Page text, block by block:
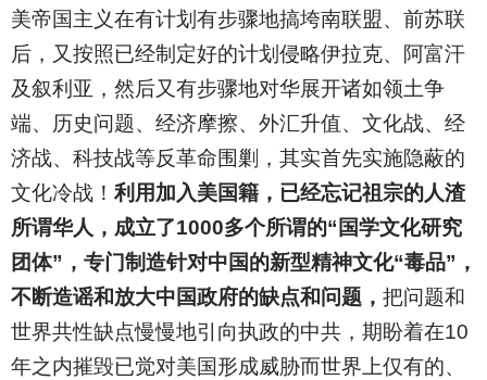
美帝国主义在有计划有步骤地搞垮南联盟、前苏联
后，又按照已经制定好的计划侵略伊拉克、阿富汗
及叙利亚，然后又有步骤地对华展开诸如领土争
端、历史问题、经济摩擦、外汇升值、文化战、经
济战、科技战等反革命围剿，其实首先实施隐蔽的
文化冷战！ 利用加入美国籍，已经忘记祖宗的人渣
所谓华人，成立了1000多个所谓的“国学文化研究
团体”，专门制造针对中国的新型精神文化“毒品”，
不断造谣和放大中国政府的缺点和问题， 把问题和
世界共性缺点慢慢地引向执政的中共，期盼着在10
年之内摧毁已觉对美国形成威胁而世界上仅有的、